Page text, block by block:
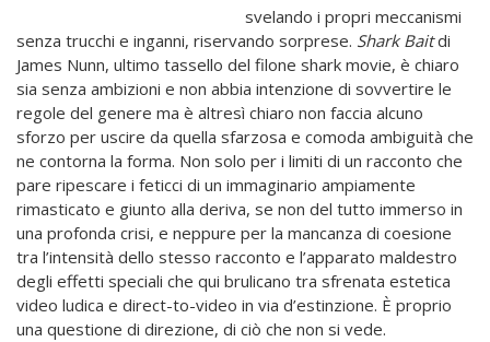
svelando i propri meccanismi
senza trucchi e inganni, riservando sorprese. Shark Baitdi
James Nunn, ultimo tassello del filone shark movie, è chiaro
sia senza ambizioni e non abbia intenzione di sovvertire le
regole del genere ma è altresì chiaro non faccia alcuno
sforzo per uscire da quella sfarzosa e comoda ambiguità che
ne contorna la forma. Non solo per i limiti di un racconto che
pare ripescare i feticci di un immaginario ampiamente
rimasticato e giunto alla deriva, se non del tutto immerso in
una profonda crisi, e neppure per la mancanza di coesione
tra l’intensità dello stesso racconto e l’apparato maldestro
degli effetti speciali che qui brulicano tra sfrenata estetica
video ludica e direct-to-video in via d’estinzione. È proprio
una questione di direzione, di ciò che non si vede.